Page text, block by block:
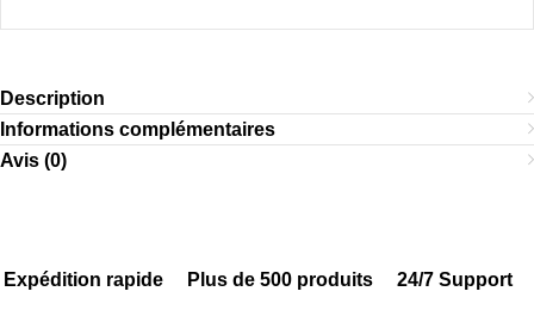
Description
Informations complémentaires
Avis (0)
Expédition rapide Plus de 500 produits 24/7 Support